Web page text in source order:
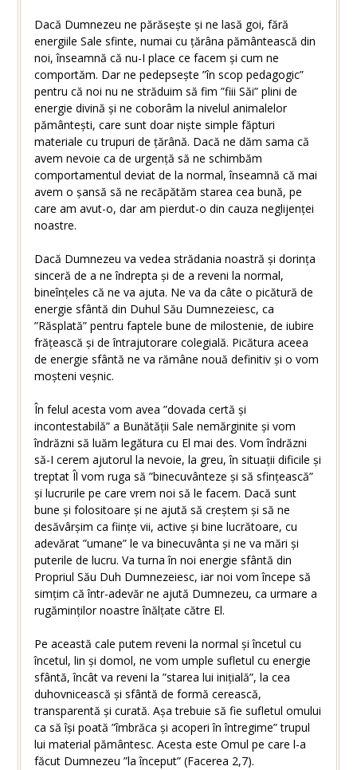
Dacă Dumnezeu ne părăsește și ne lasă goi, fără
energiile Sale sfinte, numai cu țărâna pământească din
noi, înseamnă că nu-I place ce facem și cum ne
comportăm. Dar ne pedepsește ”în scop pedagogic”
pentru că noi nu ne străduim să fim ”fiii Săi” plini de
energie divină și ne coborâm la nivelul animalelor
pământești, care sunt doar niște simple făpturi
materiale cu trupuri de țărână. Dacă ne dăm sama că
avem nevoie ca de urgență să ne schimbăm
comportamentul deviat de la normal, înseamnă că mai
avem o șansă să ne recăpătăm starea cea bună, pe
care am avut-o, dar am pierdut-o din cauza neglijenței
noastre.
Dacă Dumnezeu va vedea strădania noastră și dorința
sinceră de a ne îndrepta și de a reveni la normal,
bineînțeles că ne va ajuta. Ne va da câte o picătură de
energie sfântă din Duhul Său Dumnezeiesc, ca
”Răsplată” pentru faptele bune de milostenie, de iubire
frățească și de întrajutorare colegială. Picătura aceea
de energie sfântă ne va rămâne nouă definitiv și o vom
moșteni veșnic.
În felul acesta vom avea ”dovada certă și
incontestabilă” a Bunătății Sale nemărginite și vom
îndrăzni să luăm legătura cu El mai des. Vom îndrăzni
să-I cerem ajutorul la nevoie, la greu, în situații dificile și
treptat Îl vom ruga să ”binecuvânteze și să sfințească”
și lucrurile pe care vrem noi să le facem. Dacă sunt
bune și folositoare și ne ajută să creștem și să ne
desăvârșim ca ființe vii, active și bine lucrătoare, cu
adevărat ”umane” le va binecuvânta și ne va mări și
puterile de lucru. Va turna în noi energie sfântă din
Propriul Său Duh Dumnezeiesc, iar noi vom începe să
simțim că într-adevăr ne ajută Dumnezeu, ca urmare a
rugăminților noastre înălțate către El.
Pe această cale putem reveni la normal și încetul cu
încetul, lin și domol, ne vom umple sufletul cu energie
sfântă, încât va reveni la ”starea lui inițială”, la cea
duhovnicească și sfântă de formă cerească,
transparentă și curată. Așa trebuie să fie sufletul omului
ca să își poată ”îmbrăca și acoperi în întregime” trupul
lui material pământesc. Acesta este Omul pe care l-a
făcut Dumnezeu ”la început” (Facerea 2,7).